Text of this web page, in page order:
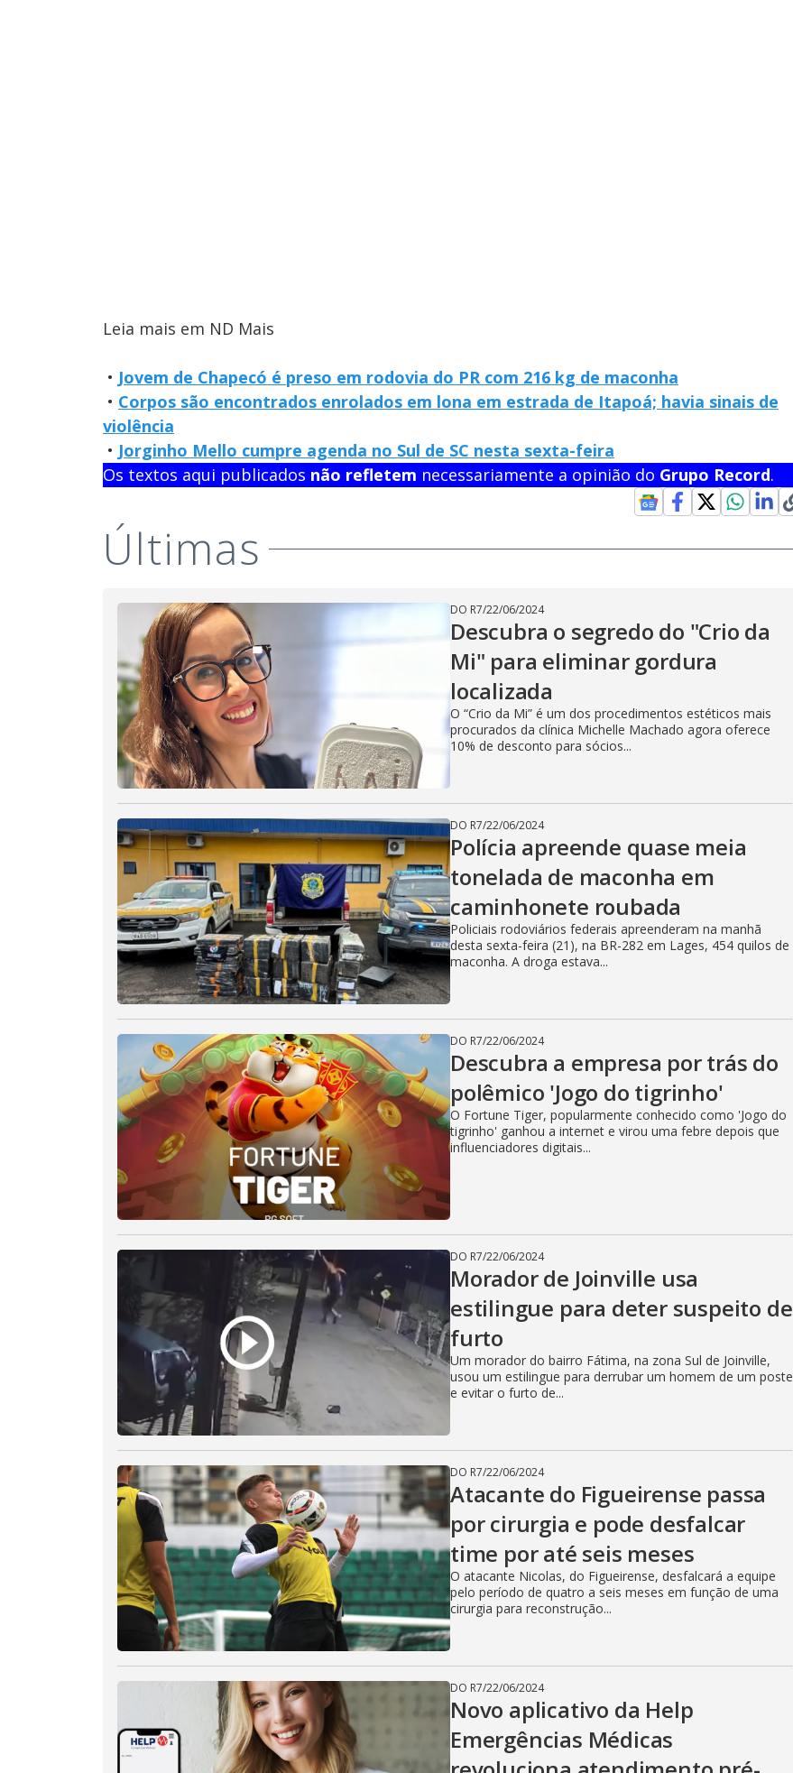
Leia mais em ND Mais
• Jovem de Chapecó é preso em rodovia do PR com 216 kg de maconha
• Corpos são encontrados enrolados em lona em estrada de Itapoá; havia sinais de
violência
• Jorginho Mello cumpre agenda no Sul de SC nesta sexta-feira
Os textos aqui publicados não refletem necessariamente a opinião do Grupo Record.
Últimas
DO R7/22/06/2024
Descubra o segredo do "Crio da
Mi" para eliminar gordura
localizada
O “Crio da Mi” é um dos procedimentos estéticos mais
procurados da clínica Michelle Machado agora oferece
10% de desconto para sócios...
DO R7/22/06/2024
Polícia apreende quase meia
tonelada de maconha em
caminhonete roubada
Policiais rodoviários federais apreenderam na manhã
desta sexta-feira (21), na BR-282 em Lages, 454 quilos de
maconha. A droga estava...
DO R7/22/06/2024
Descubra a empresa por trás do
polêmico 'Jogo do tigrinho'
O Fortune Tiger, popularmente conhecido como 'Jogo do
tigrinho' ganhou a internet e virou uma febre depois que
influenciadores digitais...
DO R7/22/06/2024
Morador de Joinville usa
estilingue para deter suspeito de
furto
Um morador do bairro Fátima, na zona Sul de Joinville,
usou um estilingue para derrubar um homem de um poste
e evitar o furto de...
DO R7/22/06/2024
Atacante do Figueirense passa
por cirurgia e pode desfalcar
time por até seis meses
O atacante Nicolas, do Figueirense, desfalcará a equipe
pelo período de quatro a seis meses em função de uma
cirurgia para reconstrução...
DO R7/22/06/2024
Novo aplicativo da Help
Emergências Médicas